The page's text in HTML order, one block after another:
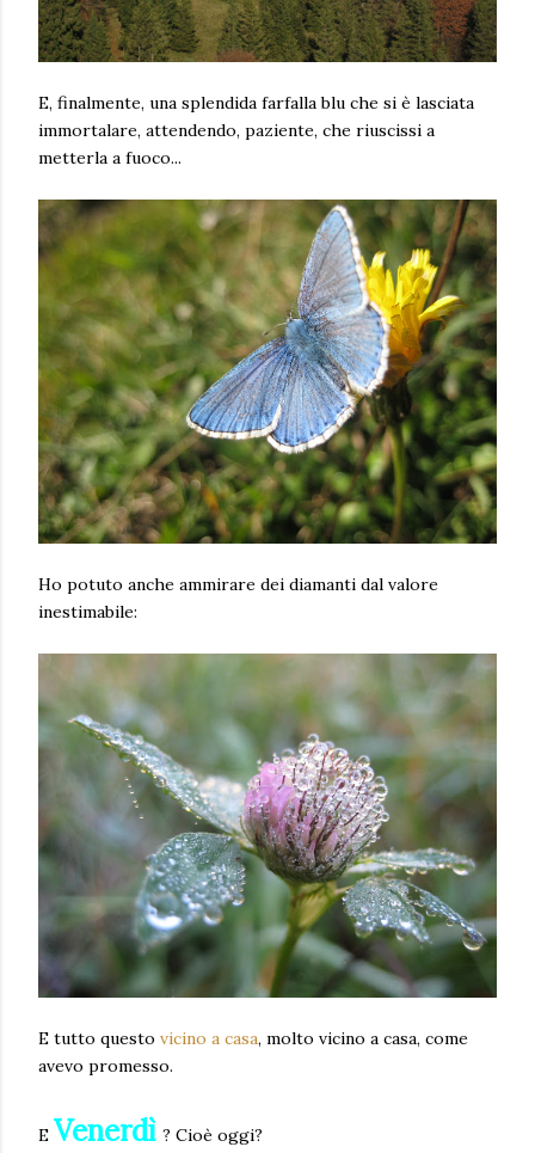
E, finalmente, una splendida farfalla blu che si è lasciata
immortalare, attendendo, paziente, che riuscissi a
metterla a fuoco...
Ho potuto anche ammirare dei diamanti dal valore
inestimabile:
E tutto questo vicino a casa, molto vicino a casa, come
avevo promesso.
E Venerdì ? Cioè oggi?